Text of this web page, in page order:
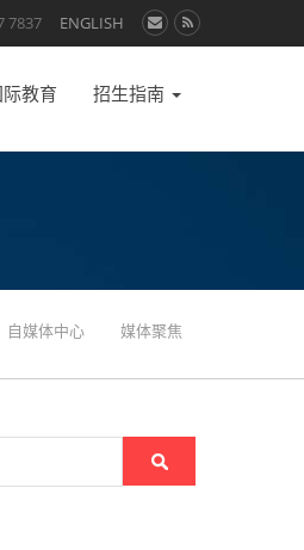
7837 ENGLISH
际教育 招生指南
自媒体中心 媒体聚焦